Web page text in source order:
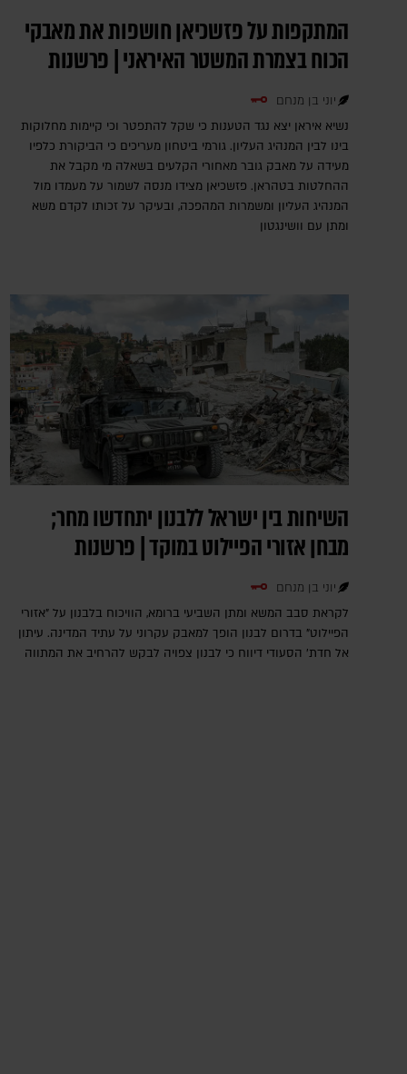
המתקפות על פזשכיאן חושפות את מאבקי
הכוח בצמרת המשטר האיראני | פרשנות
יוני בן מנחם
נשיא איראן יצא נגד הטענות כי שקל להתפטר וכי קיימות מחלוקות
בינו לבין המנהיג העליון. גורמי ביטחון מעריכים כי הביקורת כלפיו
מעידה על מאבק גובר מאחורי הקלעים בשאלה מי מקבל את
ההחלטות בטהראן. פזשכיאן מצידו מנסה לשמור על מעמדו מול
המנהיג העליון ומשמרות המהפכה, ובעיקר על זכותו לקדם משא
ומתן עם וושינגטון
השיחות בין ישראל ללבנון יתחדשו מחר;
מבחן אזורי הפיילוט במוקד | פרשנות
יוני בן מנחם
לקראת סבב המשא ומתן השביעי ברומא, הוויכוח בלבנון על "אזורי
הפיילוט" בדרום לבנון הופך למאבק עקרוני על עתיד המדינה. עיתון
אל חדת' הסעודי דיווח כי לבנון צפויה לבקש להרחיב את המתווה